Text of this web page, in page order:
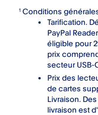
1 Conditions
Tarification.
PayPal
éligible pour
prix
secteur USB-
Prix des
de cartes
Livraison.
livraison est